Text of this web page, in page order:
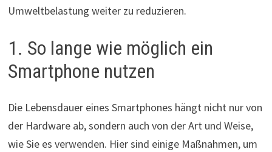
Umweltbelastung weiter zu reduzieren.
1. So lange wie möglich ein
Smartphone nutzen
Die Lebensdauer eines Smartphones hängt nicht nur von
der Hardware ab, sondern auch von der Art und Weise,
wie Sie es verwenden. Hier sind einige Maßnahmen, um